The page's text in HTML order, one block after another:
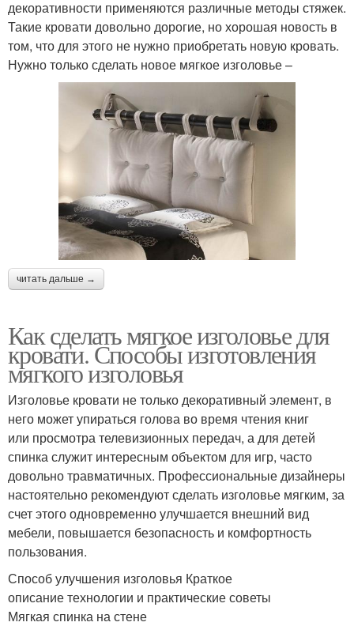
декоративности применяются различные методы стяжек.
Такие кровати довольно дорогие, но хорошая новость в
том, что для этого не нужно приобретать новую кровать.
Нужно только сделать новое мягкое изголовье –
читать дальше →
Как сделать мягкое изголовье для
кровати. Способы изготовления
мягкого изголовья
Изголовье кровати не только декоративный элемент, в
него может упираться голова во время чтения книг
или просмотра телевизионных передач, а для детей
спинка служит интересным объектом для игр, часто
довольно травматичных. Профессиональные дизайнеры
настоятельно рекомендуют сделать изголовье мягким, за
счет этого одновременно улучшается внешний вид
мебели, повышается безопасность и комфортность
пользования.
Способ улучшения изголовья Краткое
описание технологии и практические советы
Мягкая спинка на стене